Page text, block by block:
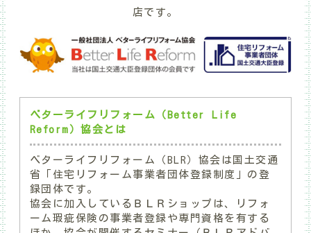
店です。
ベターライフリフォーム（Better Life
Reform）協会とは
ベターライフリフォーム（BLR）協会は国土交通
省「住宅リフォーム事業者団体登録制度」の登
録団体です。
協会に加入しているＢＬＲショップは、リフォ
ーム瑕疵保険の事業者登録や専門資格を有する